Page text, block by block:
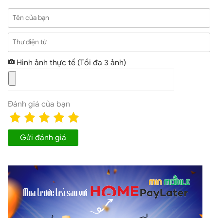
Tên của bạn
Thư điện tử
Hình ảnh thực tế (Tối đa 3 ảnh)
Đánh giá của bạn
Gửi đánh giá